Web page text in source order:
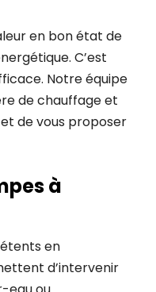
en bon état de
C’est
Notre équipe
de chauffage et
de vous proposer
à
en
d’intervenir